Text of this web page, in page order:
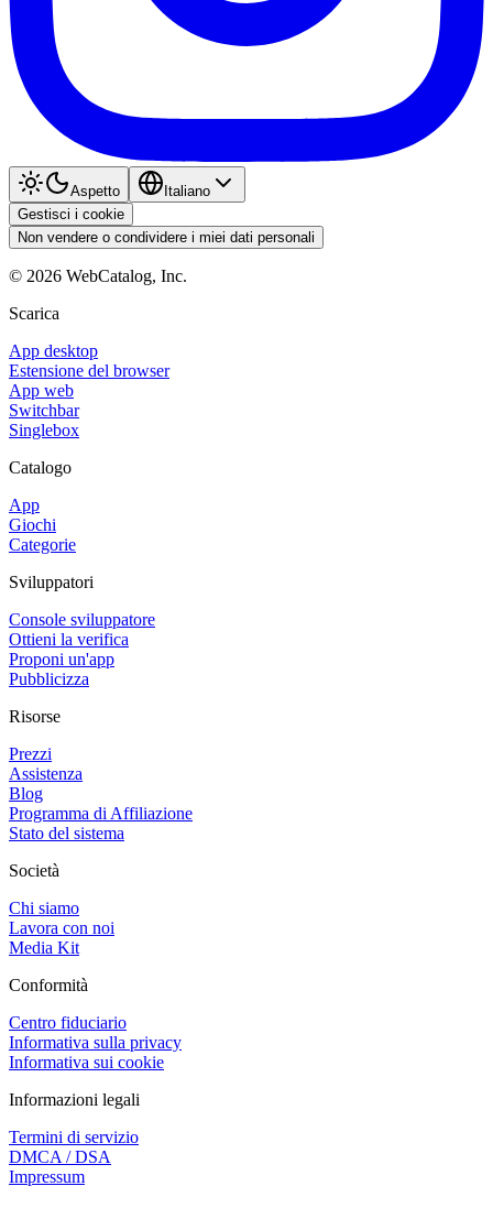
Aspetto
Italiano
Gestisci i cookie
Non vendere o condividere i miei dati personali
© 2026 WebCatalog, Inc.
Scarica
App desktop
Estensione del browser
App web
Switchbar
Singlebox
Catalogo
App
Giochi
Categorie
Sviluppatori
Console sviluppatore
Ottieni la verifica
Proponi un'app
Pubblicizza
Risorse
Prezzi
Assistenza
Blog
Programma di Affiliazione
Stato del sistema
Società
Chi siamo
Lavora con noi
Media Kit
Conformità
Centro fiduciario
Informativa sulla privacy
Informativa sui cookie
Informazioni legali
Termini di servizio
DMCA / DSA
Impressum